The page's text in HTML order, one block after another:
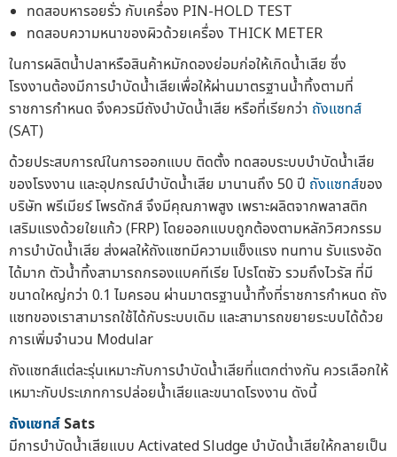
ทดสอบหารอยรั่ว กับเครื่อง PIN-HOLD TEST
ทดสอบความหนาของผิวด้วยเครื่อง THICK METER
ในการผลิตน้ำปลาหรือสินค้าหมักดองย่อมก่อให้เกิดน้ำเสีย ซึ่ง
โรงงานต้องมีการบำบัดน้ำเสียเพื่อให้ผ่านมาตรฐานน้ำทิ้งตามที่
ราชการกำหนด จึงควรมีถังบำบัดน้ำเสีย หรือที่เรียกว่า ถังแซทส์
(SAT)
ด้วยประสบการณ์ในการออกแบบ ติดตั้ง ทดสอบระบบบำบัดน้ำเสีย
ของโรงงาน และอุปกรณ์บำบัดน้ำเสีย มานานถึง 50 ปี ถังแซทส์ของ
บริษัท พรีเมียร์ โพรดักส์ จึงมีคุณภาพสูง เพราะผลิตจากพลาสติก
เสริมแรงด้วยใยแก้ว (FRP) โดยออกแบบถูกต้องตามหลักวิศวกรรม
การบำบัดน้ำเสีย ส่งผลให้ถังแซทมีความแข็งแรง ทนทาน รับแรงอัด
ได้มาก ตัวน้ำทิ้งสามารถกรองแบคทีเรีย โปรโตซัว รวมถึงไวรัส ที่มี
ขนาดใหญ่กว่า 0.1 ไมครอน ผ่านมาตรฐานน้ำทิ้งที่ราชการกำหนด ถัง
แซทของเราสามารถใช้ได้กับระบบเดิม และสามารถขยายระบบได้ด้วย
การเพิ่มจำนวน Modular
ถังแซทส์แต่ละรุ่นเหมาะกับการบำบัดน้ำเสียที่แตกต่างกัน ควรเลือกให้
เหมาะกับประเภทการปล่อยน้ำเสียและขนาดโรงงาน ดังนี้
ถังแซทส์ Sats
มีการบำบัดน้ำเสียแบบ Activated Sludge บำบัดน้ำเสียให้กลายเป็น